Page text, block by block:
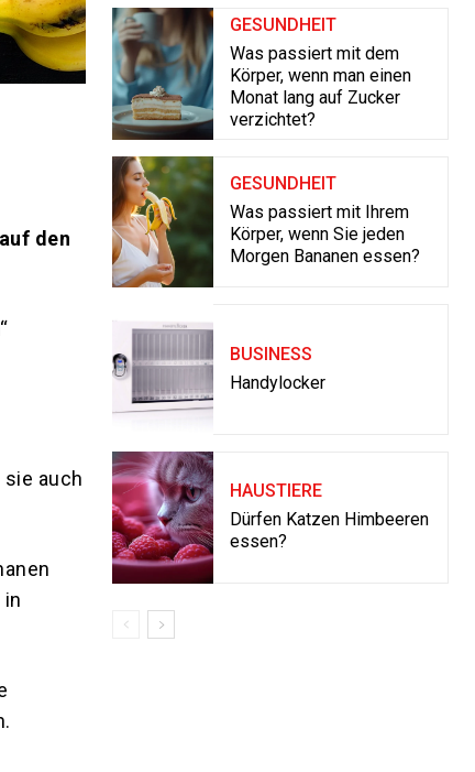
den
auch
GESUNDHEIT
Was passiert mit dem
Körper, wenn man einen
Monat lang auf Zucker
verzichtet?
GESUNDHEIT
Was passiert mit Ihrem
Körper, wenn Sie jeden
Morgen Bananen essen?
BUSINESS
Handylocker
HAUSTIERE
Dürfen Katzen Himbeeren
essen?